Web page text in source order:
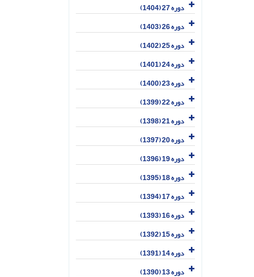
دوره 27 (1404)
دوره 26 (1403)
دوره 25 (1402)
دوره 24 (1401)
دوره 23 (1400)
دوره 22 (1399)
دوره 21 (1398)
دوره 20 (1397)
دوره 19 (1396)
دوره 18 (1395)
دوره 17 (1394)
دوره 16 (1393)
دوره 15 (1392)
دوره 14 (1391)
دوره 13 (1390)